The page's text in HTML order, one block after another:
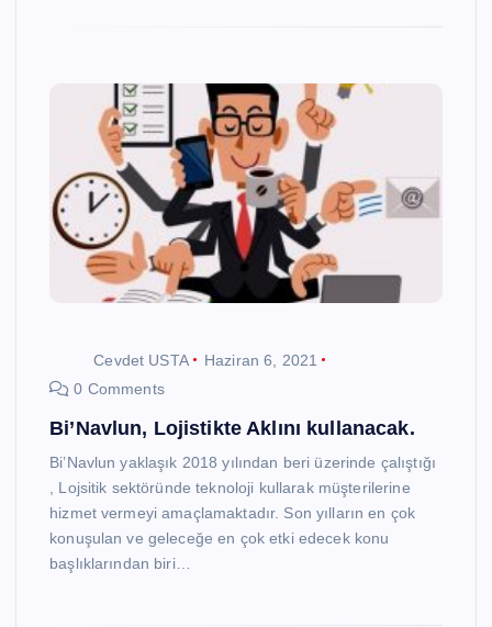
Cevdet USTA
Haziran 6, 2021
0 Comments
Bi’Navlun, Lojistikte Aklını kullanacak.
Bi’Navlun yaklaşık 2018 yılından beri üzerinde çalıştığı
, Lojsitik sektöründe teknoloji kullarak müşterilerine
hizmet vermeyi amaçlamaktadır. Son yılların en çok
konuşulan ve geleceğe en çok etki edecek konu
başlıklarından biri…